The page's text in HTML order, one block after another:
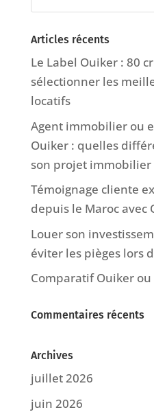
Articles récents
Le Label Ouiker : 80
sélectionner les
locatifs
Agent immobilier ou
Ouiker : quelles
son projet immobilier
Témoignage cliente
depuis le Maroc avec
Louer son
éviter les pièges lors
Comparatif Ouiker ou
Commentaires récents
Archives
juillet 2026
juin 2026